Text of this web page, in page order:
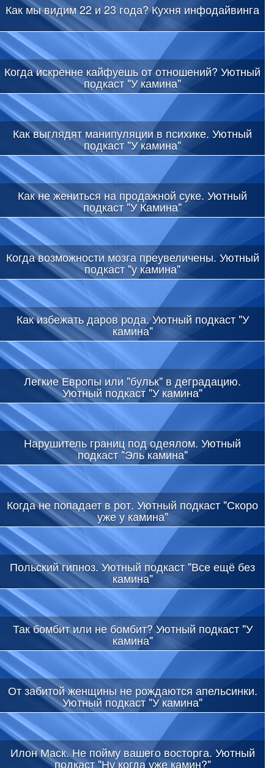
Как мы видим 22 и 23 года? Кухня инфодайвинга
Когда искренне кайфуешь от отношений? Уютный
подкаст "У камина"
Как выглядят манипуляции в психике. Уютный
подкаст "У камина"
Как не жениться на продажной суке. Уютный
подкаст "У Камина"
Когда возможности мозга преувеличены. Уютный
подкаст "у камина"
Как избежать даров рода. Уютный подкаст "У
камина"
Легкие Европы или "бульк" в деградацию.
Уютный подкаст "У камина"
Нарушитель границ под одеялом. Уютный
подкаст "Эль камина"
Когда не попадает в рот. Уютный подкаст "Скоро
уже у камина"
Польский гипноз. Уютный подкаст "Все ещё без
камина"
Так бомбит или не бомбит? Уютный подкаст "У
камина"
От забитой женщины не рождаются апельсинки.
Уютный подкаст "У камина"
Илон Маск. Не пойму вашего восторга. Уютный
подкаст "Ну когда уже камин?"